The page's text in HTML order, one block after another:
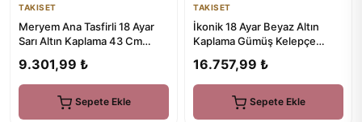
TAKISET
Meryem Ana Tasfirli 18 Ayar
Sarı Altın Kaplama 43 Cm
9.301,99 ₺
Sepete Ekle
TAKISET
İkonik 18 Ayar Beyaz Altın
Kaplama Gümüş Kelepçe
16.757,99 ₺
Sepete Ekle